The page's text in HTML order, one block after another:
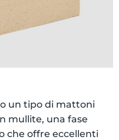
un tipo di mattoni
mullite, una fase
che offre eccellenti